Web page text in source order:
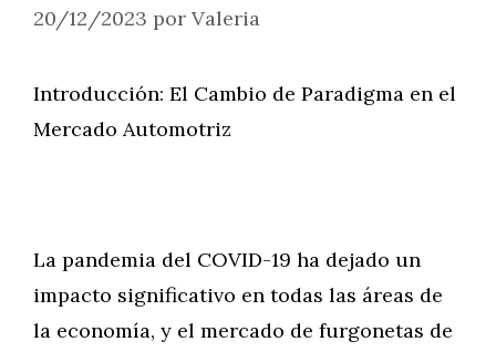
20/12/2023 por Valeria
Introducción: El Cambio de Paradigma en el
Mercado Automotriz
La pandemia del COVID-19 ha dejado un
impacto significativo en todas las áreas de
la economía, y el mercado de furgonetas de